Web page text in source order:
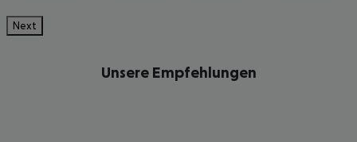
Next
Unsere Empfehlungen